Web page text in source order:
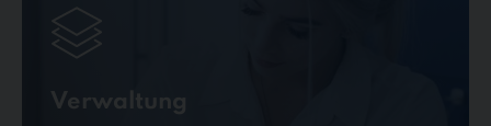
Verwaltung